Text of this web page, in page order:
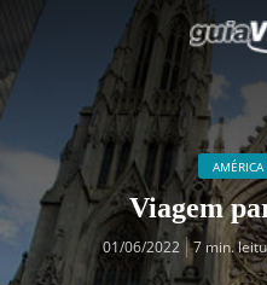
Viagem
01/06/2022 7 min.